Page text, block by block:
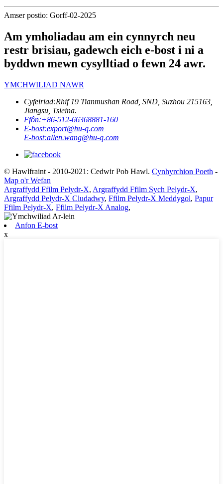
Amser postio: Gorff-02-2025
Am ymholiadau am ein cynnyrch neu
restr brisiau, gadewch eich e-bost i ni a
byddwn mewn cysylltiad o fewn 24 awr.
YMCHWILIAD NAWR
Cyfeiriad:Rhif 19 Tianmushan Road, SND, Suzhou 215163,
Jiangsu, Tsieina.
Ffôn:+86-512-66368881-160
E-bost:export@hu-q.com
E-bost:allen.wang@hu-q.com
© Hawlfraint - 2010-2021: Cedwir Pob Hawl. Cynhyrchion Poeth -
Map o'r Wefan
Argraffydd Ffilm Pelydr-X, Argraffydd Ffilm Sych Pelydr-X,
Argraffydd Pelydr-X Cludadwy, Ffilm Pelydr-X Meddygol, Papur
Ffilm Pelydr-X, Ffilm Pelydr-X Analog,
Anfon E-bost
x